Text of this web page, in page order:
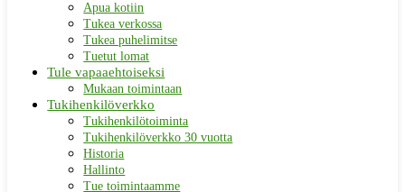
Apua kotiin
Tukea verkossa
Tukea puhelimitse
Tuetut lomat
Tule vapaaehtoiseksi
Mukaan toimintaan
Tukihenkilöverkko
Tukihenkilötoiminta
Tukihenkilöverkko 30 vuotta
Historia
Hallinto
Tue toimintaamme